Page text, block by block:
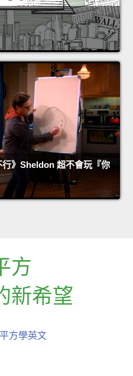
》Sheldon 超不會玩『你
方
新希望
方學英文